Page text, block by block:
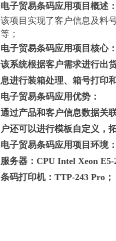
电子贸易条码应用项目概述：
该项目实现了客户信息及料
等；
电子贸易条码应用项目核心：
该系统根据客户需求进行出
息进行装箱处理、箱号打印
电子贸易条码应用优势：
通过产品和客户信息数据关
户还可以进行模板自定义，
电子贸易条码应用项目环境：
服务器：CPU Intel Xeon
条码打印机：TTP-243 Pro；